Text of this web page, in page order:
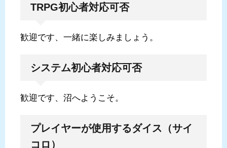
TRPG初心者対応可否
歓迎です、一緒に楽しみましょう。
システム初心者対応可否
歓迎です、沼へようこそ。
プレイヤーが使用するダイス（サイ
コロ）